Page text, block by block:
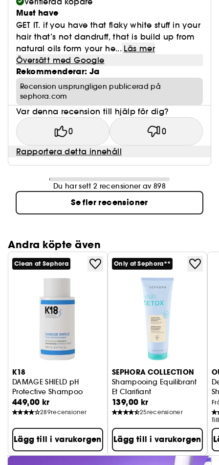
Must have
GET IT. if you have that flaky white stuff in your
hair that’s not dandruff, that is build up from
natural oils form your he... Läs mer
Översätt med Google
Rekommenderar: Ja
Recension ursprungligen publicerad på
sephora.com
Var denna recension till hjälp för dig?
0 0
Rapportera detta innehåll
Du har sett 2 recensioner av 898
Se fler recensioner
Andra köpte även
Clean at Sephora
K18
DAMAGE SHIELD pH
Protective Shampoo
449,00 kr
289recensioner
Lägg till i varukorgen
Only at Sephora**
SEPHORA COLLECTION
Shampooing Equilibrant
Et Clarifiant
Detox-shampo
139,00 kr
25recensioner
Lägg till i varukorgen